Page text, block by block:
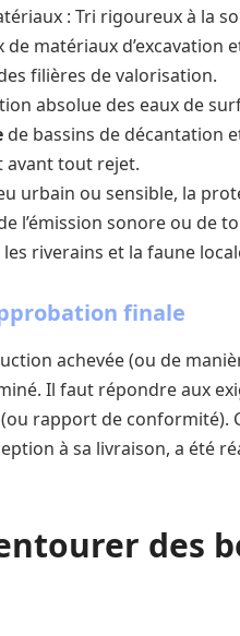
: Tri rigoureux à la
matériaux d’excavation
filières de valorisation.
absolue des eaux de
de bassins de décantation
avant tout rejet.
urbain ou sensible, la
l’émission sonore ou de
riverains et la faune
finale
achevée (ou de
Il faut répondre aux
rapport de conformité).
à sa livraison, a été
des